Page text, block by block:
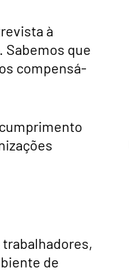
à
Sabemos que
compensá-
de